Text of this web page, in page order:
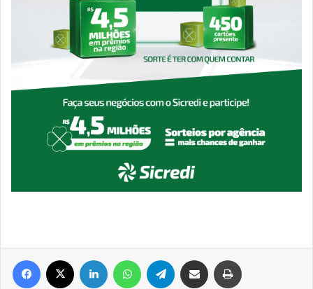
Facebook Linkedin WhatsAppTelegram Compartilhar via e-mail